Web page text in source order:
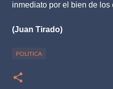
inmediato por el bien de los
(Juan Tirado)
POLITICA